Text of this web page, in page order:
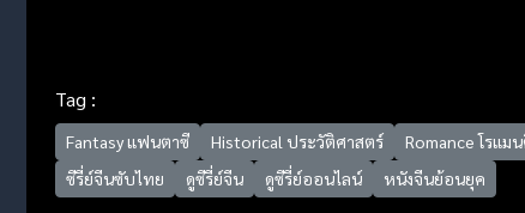
Tag :
Fantasy แฟนตาซี Historical ประวัติศาสตร์ Romance โรแม
ซีรี่ย์จีนซับไทย
ดูซีรี่ย์จีน ดูซีรี่ย์ออนไลน์ หนังจีนย้อนยุค